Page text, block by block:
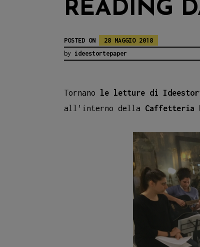
READING
POSTED ON
28 MAGGIO 2018
by ideestortepaper
Tornano le letture di
all’interno della Caffetteria